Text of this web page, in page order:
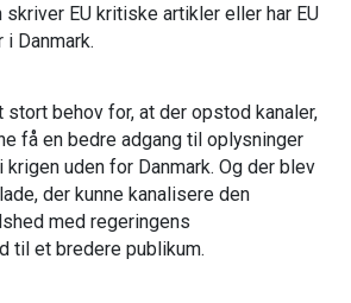
EU kritiske artikler eller har EU
Danmark.
stort behov for, at der opstod kanaler,
få en bedre adgang til oplysninger
uden for Danmark. Og der blev
der kunne kanalisere den
med regeringens
til et bredere publikum.